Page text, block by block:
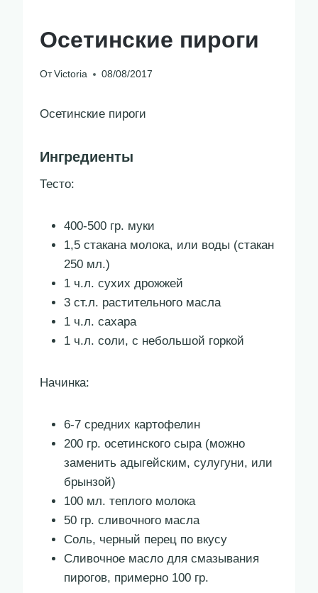
Осетинские пироги
От Victoria 08/08/2017
Осетинские пироги
Ингредиенты
Тесто:
400-500 гр. муки
1,5 стакана молока, или воды (стакан
250 мл.)
1 ч.л. сухих дрожжей
3 ст.л. растительного масла
1 ч.л. сахара
1 ч.л. соли, с небольшой горкой
Начинка:
6-7 средних картофелин
200 гр. осетинского сыра (можно
заменить адыгейским, сулугуни, или
брынзой)
100 мл. теплого молока
50 гр. сливочного масла
Соль, черный перец по вкусу
Сливочное масло для смазывания
пирогов, примерно 100 гр.